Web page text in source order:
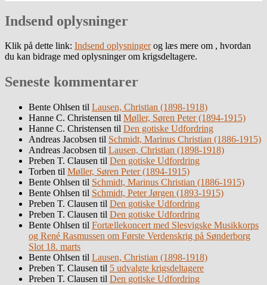
Indsend oplysninger
Klik på dette link: Indsend oplysningerog læs mere om , hvordan
du kan bidrage med oplysninger om krigsdeltagere.
Seneste kommentarer
Bente Ohlsen til Lausen, Christian (1898-1918)
Hanne C. Christensen til Møller, Søren Peter (1894-1915)
Hanne C. Christensen til Den gotiske Udfordring
Andreas Jacobsen til Schmidt, Marinus Christian (1886-1915)
Andreas Jacobsen til Lausen, Christian (1898-1918)
Preben T. Clausen til Den gotiske Udfordring
Torben til Møller, Søren Peter (1894-1915)
Bente Ohlsen til Schmidt, Marinus Christian (1886-1915)
Bente Ohlsen til Schmidt, Peter Jørgen (1893-1915)
Preben T. Clausen til Den gotiske Udfordring
Preben T. Clausen til Den gotiske Udfordring
Bente Ohlsen til Fortællekoncert med Slesvigske Musikkorps
og René Rasmussen om Første Verdenskrig på Sønderborg
Slot 18. marts
Bente Ohlsen til Lausen, Christian (1898-1918)
Preben T. Clausen til 5 udvalgte krigsdeltagere
Preben T. Clausen til Den gotiske Udfordring